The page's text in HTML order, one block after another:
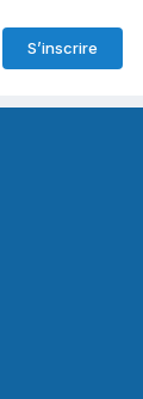
S’inscrire